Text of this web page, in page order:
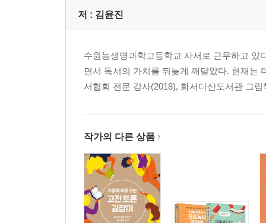
저 : 김윤진
수원농생명과학고등학교 사서로 근무하고
면서 독서의 가치를 뒤늦게 깨달았다. 현재는
서협회 전문 강사(2018), 화서다산도서관 그
작가의 다른 상품